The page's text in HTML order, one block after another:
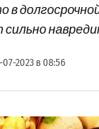
в
07-2023 в 08:56